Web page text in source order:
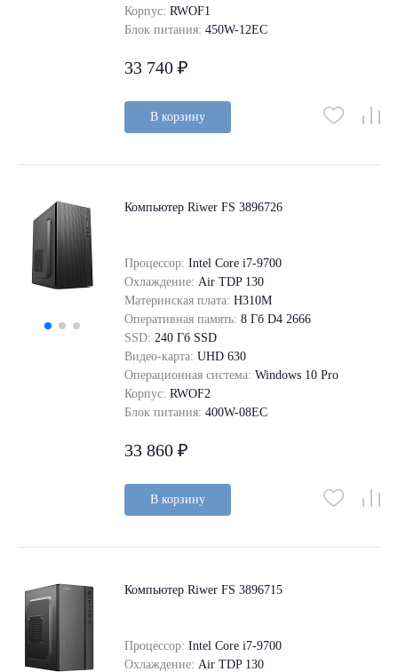
Корпус: RWOF1
Блок питания: 450W-12EC
33 740 ₽
В корзину
Компьютер Riwer FS 3896726
Процессор: Intel Core i7-9700
Охлаждение: Air TDP 130
Материнская плата: H310M
Оперативная память: 8 Гб D4 2666
SSD: 240 Гб SSD
Видео-карта: UHD 630
Операционная система: Windows 10 Pro
Корпус: RWOF2
Блок питания: 400W-08EC
33 860 ₽
В корзину
Компьютер Riwer FS 3896715
Процессор: Intel Core i7-9700
Охлаждение: Air TDP 130